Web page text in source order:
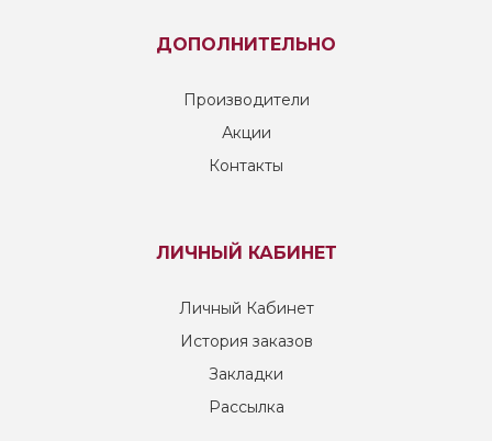
ДОПОЛНИТЕЛЬНО
Производители
Акции
Контакты
ЛИЧНЫЙ КАБИНЕТ
Личный Кабинет
История заказов
Закладки
Рассылка